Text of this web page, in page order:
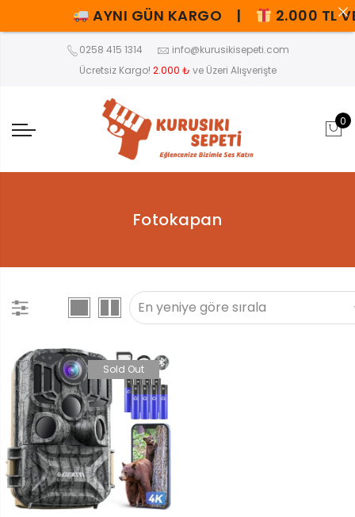
0258 415 1314
info@kurusikisepeti.com
Ücretsiz Kargo! 2.000 ₺ ve Üzeri Alışverişte
0
Fotokapan
Sold Out
AYNI GÜN KARGO | 2.000 TL